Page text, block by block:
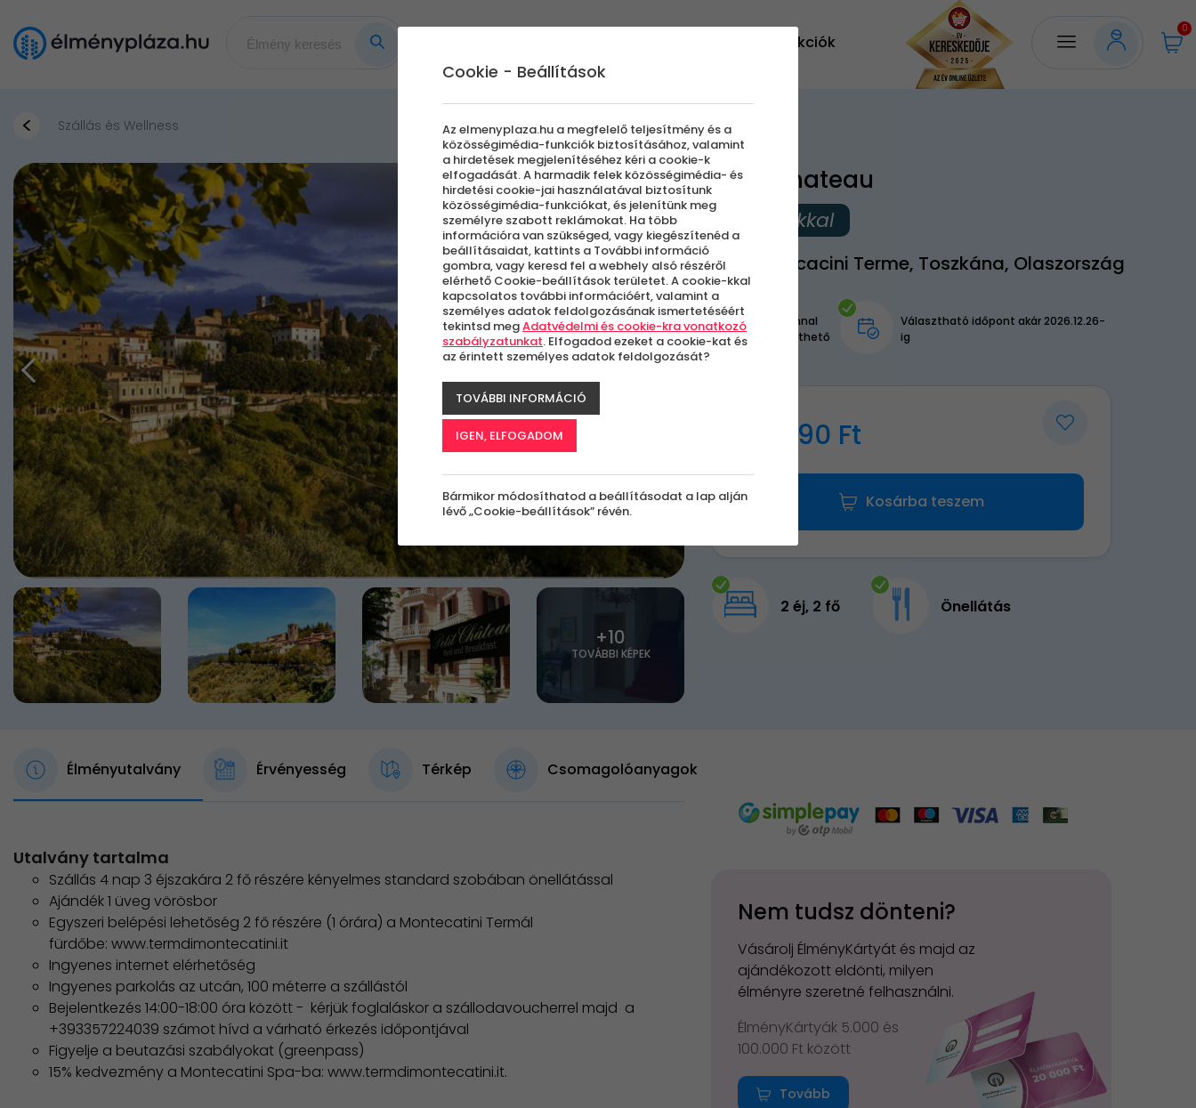
Akciók
0
Szállás és Wellness
-25%
+10
TOVÁBBI KÉPEK
Petit Chateau
Ajándékkal
Montecacini Terme, Toszkána, Olaszország
Azonnal
letölthető
Választható időpont akár 2026.12.26-
ig
116 990 Ft
Kosárba teszem
2 éj, 2 fő Önellátás
Élményutalvány Érvényesség Térkép Csomagolóanyagok
Utalvány tartalma
Szállás 4 nap 3 éjszakára 2 fő részére kényelmes standard szobában önellátással
Ajándék 1 üveg vörösbor
Egyszeri belépési lehetőség 2 fő részére (1 órára) a Montecatini Termál
fürdőbe: www.termdimontecatini.it
Ingyenes internet elérhetőség
Ingyenes parkolás az utcán, 100 méterre a szállástól
Bejelentkezés 14:00-18:00 óra között - kérjük foglaláskor a szállodavoucherrel majd a
+393357224039 számot hívd a várható érkezés időpontjával
Figyelje a beutazási szabályokat (greenpass)
15% kedvezmény a Montecatini Spa-ba: www.termdimontecatini.it.
Nem tudsz dönteni?
Vásárolj ÉlményKártyát és majd az
ajándékozott eldönti, milyen
élményre szeretné felhasználni.
ÉlményKártyák 5.000 és
100.000 Ft között
Tovább
Cookie - Beállítások
Az elmenyplaza.hu a megfelelő teljesítmény és a
közösségimédia-funkciók biztosításához, valamint
a hirdetések megjelenítéséhez kéri a cookie-k
elfogadását. A harmadik felek közösségimédia- és
hirdetési cookie-jai használatával biztosítunk
közösségimédia-funkciókat, és jelenítünk meg
személyre szabott reklámokat. Ha több
információra van szükséged, vagy kiegészítenéd a
beállításaidat, kattints a További információ
gombra, vagy keresd fel a webhely alsó részéről
elérhető Cookie-beállítások területet. A cookie-kkal
kapcsolatos további információért, valamint a
személyes adatok feldolgozásának ismertetéséért
tekintsd megAdatvédelmi és cookie-kra vonatkozó
szabályzatunkat. Elfogadod ezeket a cookie-kat és
az érintett személyes adatok feldolgozását?
TOVÁBBI INFORMÁCIÓ
IGEN, ELFOGADOM
Bármikor módosíthatod a beállításodat a lap alján
lévő „Cookie-beállítások” révén.